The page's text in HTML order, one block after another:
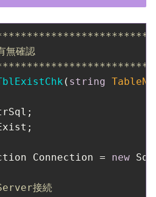
確認
( string
Connection =
new
接続